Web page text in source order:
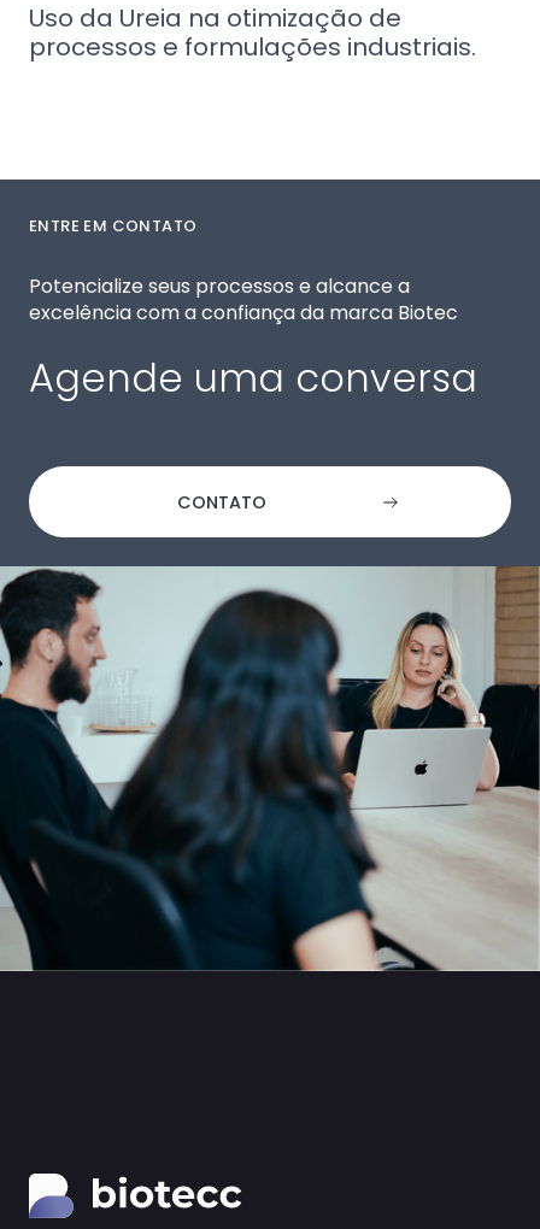
Uso da Ureia na otimização de
processos e formulações industriais.
ENTRE EM CONTATO
Potencialize seus processos e alcance a
excelência com a confiança da marca Biotec
Agende uma conversa
CONTATO